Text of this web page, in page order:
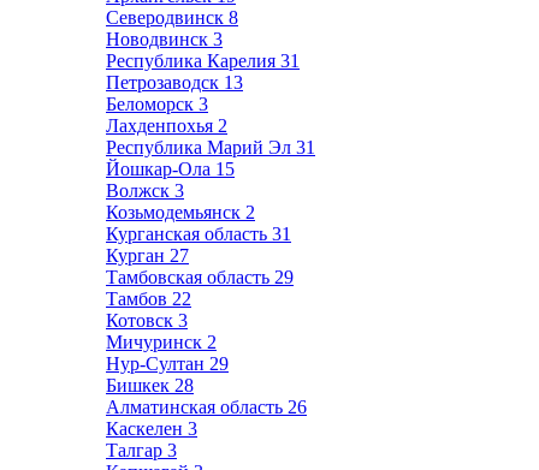
Северодвинск 8
Новодвинск 3
Республика Карелия 31
Петрозаводск 13
Беломорск 3
Лахденпохья 2
Республика Марий Эл 31
Йошкар-Ола 15
Волжск 3
Козьмодемьянск 2
Курганская область 31
Курган 27
Тамбовская область 29
Тамбов 22
Котовск 3
Мичуринск 2
Нур-Султан 29
Бишкек 28
Алматинская область 26
Каскелен 3
Талгар 3